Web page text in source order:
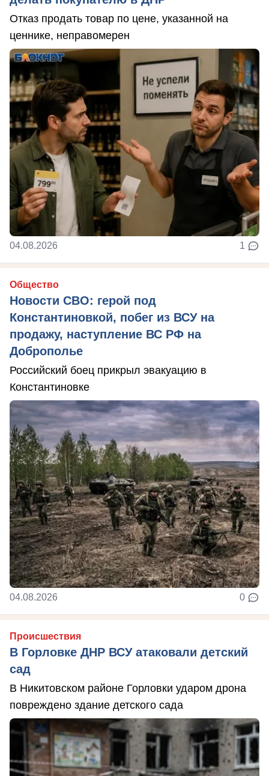
Отказ продать товар по цене, указанной на
ценнике, неправомерен
04.08.2026 1
Общество
Новости СВО: герой под
Константиновкой, побег из ВСУ на
продажу, наступление ВС РФ на
Доброполье
Российский боец прикрыл эвакуацию в
Константиновке
04.08.2026 0
Происшествия
В Горловке ДНР ВСУ атаковали детский
сад
В Никитовском районе Горловки ударом дрона
повреждено здание детского сада